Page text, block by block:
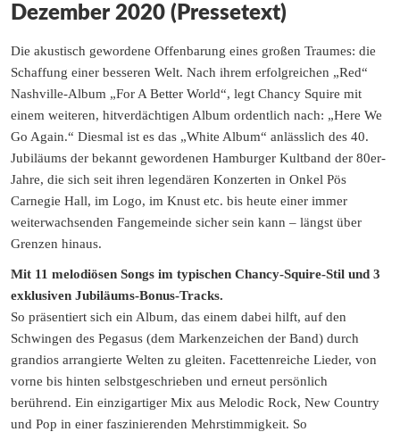
Dezember 2020 (Pressetext)
Die akustisch gewordene Offenbarung eines großen Traumes: die
Schaffung einer besseren Welt. Nach ihrem erfolgreichen „Red“
Nashville-Album „For A Better World“, legt Chancy Squire mit
einem weiteren, hitverdächtigen Album ordentlich nach: „Here We
Go Again.“ Diesmal ist es das „White Album“ anlässlich des 40.
Jubiläums der bekannt gewordenen Hamburger Kultband der 80er-
Jahre, die sich seit ihren legendären Konzerten in Onkel Pös
Carnegie Hall, im Logo, im Knust etc. bis heute einer immer
weiterwachsenden Fangemeinde sicher sein kann – längst über
Grenzen hinaus.
Mit 11 melodiösen Songs im typischen Chancy-Squire-Stil und 3
exklusiven Jubiläums-Bonus-Tracks.
So präsentiert sich ein Album, das einem dabei hilft, auf den
Schwingen des Pegasus (dem Markenzeichen der Band) durch
grandios arrangierte Welten zu gleiten. Facettenreiche Lieder, von
vorne bis hinten selbstgeschrieben und erneut persönlich
berührend. Ein einzigartiger Mix aus Melodic Rock, New Country
und Pop in einer faszinierenden Mehrstimmigkeit. So